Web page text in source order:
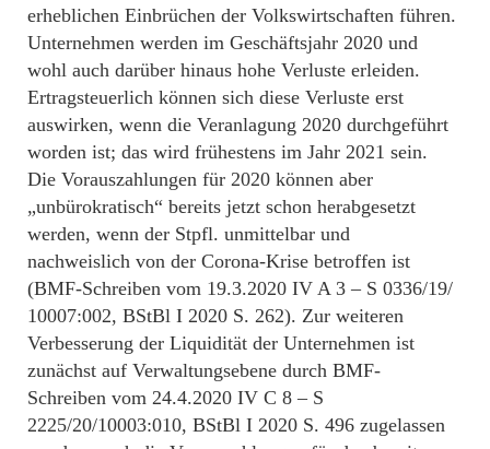
erheblichen Einbrüchen der Volkswirtschaften führen.
Unternehmen werden im Geschäftsjahr 2020 und
wohl auch darüber hinaus hohe Verluste erleiden.
Ertragsteuerlich können sich diese Verluste erst
auswirken, wenn die Veranlagung 2020 durchgeführt
worden ist; das wird frühestens im Jahr 2021 sein.
Die Vorauszahlungen für 2020 können aber
„unbürokratisch“ bereits jetzt schon herabgesetzt
werden, wenn der Stpfl. unmittelbar und
nachweislich von der Corona-Krise betroffen ist
(BMF-Schreiben vom 19.3.2020 IV A 3 – S 0336/19/
10007:002, BStBl I 2020 S. 262). Zur weiteren
Verbesserung der Liquidität der Unternehmen ist
zunächst auf Verwaltungsebene durch BMF-
Schreiben vom 24.4.2020 IV C 8 – S
2225/20/10003:010, BStBl I 2020 S. 496 zugelassen